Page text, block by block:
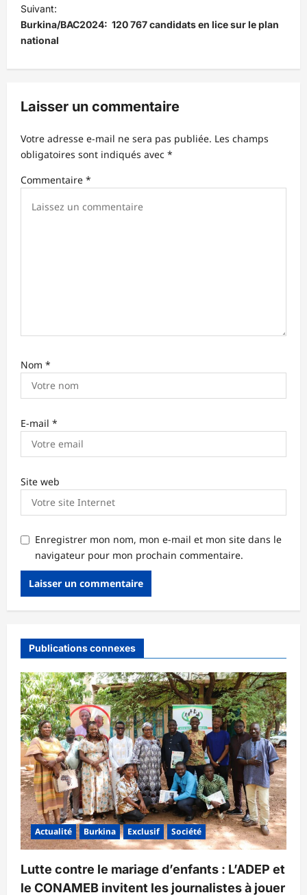
a
t
n
’
r
Suivant:
Burkina/BAC2024: 120 767 candidats en lice sur le plan
national
Laisser un commentaire
Votre adresse e-mail ne sera pas publiée. Les champs
obligatoires sont indiqués avec *
Commentaire *
Nom *
E-mail *
Site web
Enregistrer mon nom, mon e-mail et mon site dans le
navigateur pour mon prochain commentaire.
Publications connexes
Actualité Burkina Exclusif Société
Lutte contre le mariage d’enfants : L’ADEP et
le CONAMEB invitent les journalistes à jouer